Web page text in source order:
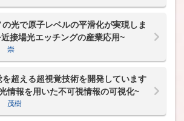
の光で原子レベルの平滑化が実現しま
接場光エッチングの産業応用~
崇
を超える超視覚技術を開発しています
情報を用いた不可視情報の可視化~
茂樹